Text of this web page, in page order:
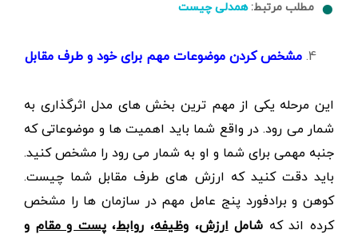
مطلب مرتبط:همدلی چیست
مشخص کردن موضوعات مهم برای خود و طرف مقابل
این مرحله یکی از مهم ترین بخش های مدل اثرگذاری به
شمار می رود. در واقع شما باید اهمیت ها و موضوعاتی که
جنبه مهمی برای شما و او به شمار می رود را مشخص کنید.
باید دقت کنید که ارزش های طرف مقابل شما چیست.
کوهن و برادفورد پنج عامل مهم در سازمان ها را مشخص
کرده اند که شاملارزش، وظیفه، روابط،پست و مقام و